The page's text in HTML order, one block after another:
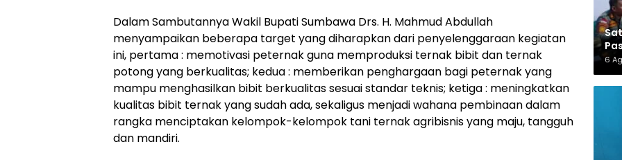
Dalam Sambutannya Wakil Bupati Sumbawa Drs. H. Mahmud Abdullah
menyampaikan beberapa target yang diharapkan dari penyelenggaraan kegiatan
ini, pertama : memotivasi peternak guna memproduksi ternak bibit dan ternak
potong yang berkualitas; kedua : memberikan penghargaan bagi peternak yang
mampu menghasilkan bibit berkualitas sesuai standar teknis; ketiga : meningkatkan
kualitas bibit ternak yang sudah ada, sekaligus menjadi wahana pembinaan dalam
rangka menciptakan kelompok-kelompok tani ternak agribisnis yang maju, tangguh
dan mandiri.
6